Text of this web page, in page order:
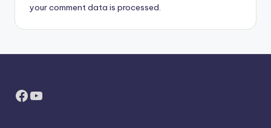
your comment data is processed.
Facebook
YouTube